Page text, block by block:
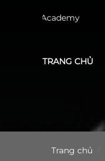
TRANG CHỦ
Trang chủ